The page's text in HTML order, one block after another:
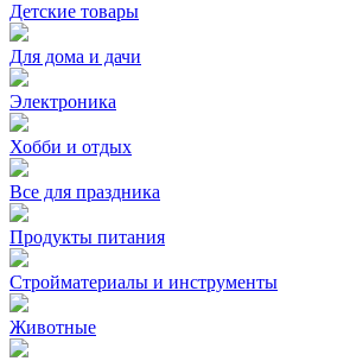
Детские товары
Для дома и дачи
Электроника
Хобби и отдых
Все для праздника
Продукты питания
Стройматериалы и инструменты
Животные